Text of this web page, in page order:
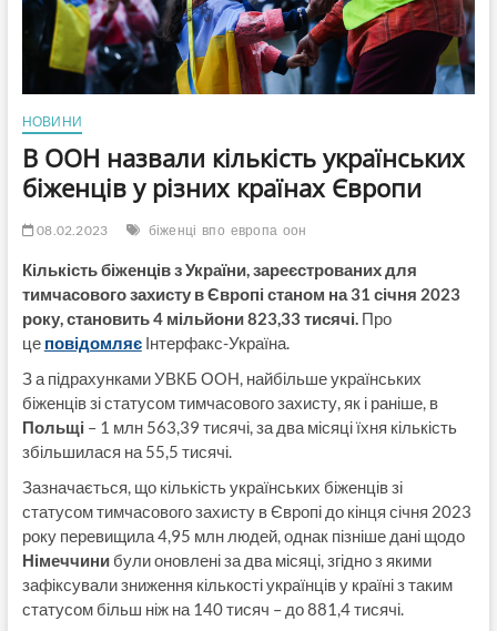
НОВИНИ
В ООН назвали кількість українських
біженців у різних країнах Європи
08.02.2023 біженці впо европа оон
Кількість біженців з України, зареєстрованих для
тимчасового захисту в Європі станом на 31 січня 2023
року, становить 4 мільйони 823,33 тисячі.Про
це повідомляєІнтерфакс-Україна.
З а підрахунками УВКБ ООН, найбільше українських
біженців зі статусом тимчасового захисту, як і раніше, в
Польщі – 1 млн 563,39 тисячі, за два місяці їхня кількість
збільшилася на 55,5 тисячі.
Зазначається, що кількість українських біженців зі
статусом тимчасового захисту в Європі до кінця січня 2023
року перевищила 4,95 млн людей, однак пізніше дані щодо
Німеччинибули оновлені за два місяці, згідно з якими
зафіксували зниження кількості українців у країні з таким
статусом більш ніж на 140 тисяч – до 881,4 тисячі.